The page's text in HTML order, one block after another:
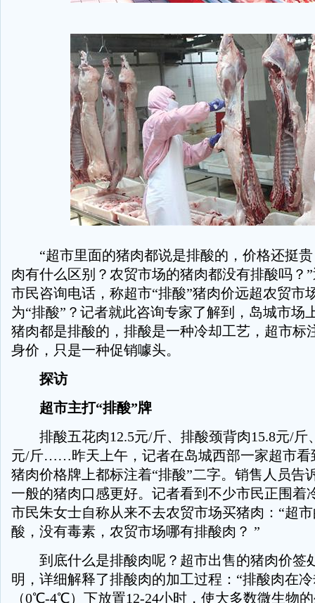
“超市里面的猪肉都说是排酸的，价格还挺贵
肉有什么区别？农贸市场的猪肉都没有排酸吗？
市民咨询电话，称超市“排酸”猪肉价远超农贸市
为“排酸”？记者就此咨询专家了解到，岛城市场
猪肉都是排酸的，排酸是一种冷却工艺，超市标
身价，只是一种促销噱头。
探访
超市主打“排酸”牌
排酸五花肉12.5元/斤、排酸颈背肉15.8元/斤
元/斤……昨天上午，记者在岛城西部一家超市看
猪肉价格牌上都标注着“排酸”二字。销售人员告
一般的猪肉口感更好。记者看到不少市民正围着
市民朱女士自称从来不去农贸市场买猪肉：“超
酸，没有毒素，农贸市场哪有排酸肉？ ”
到底什么是排酸肉呢？超市出售的猪肉价签
明，详细解释了排酸肉的加工过程：“排酸肉在
（0℃-4℃）下放置12-24小时，使大多数微生物